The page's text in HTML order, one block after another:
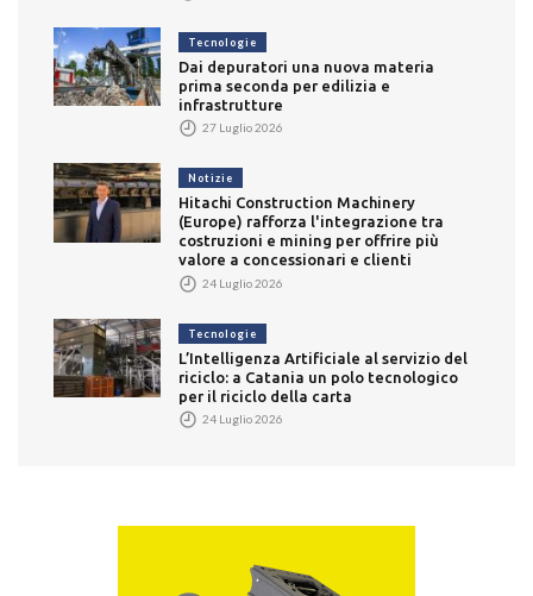
Tecnologie
Dai depuratori una nuova materia
prima seconda per edilizia e
infrastrutture
27 Luglio 2026
Notizie
Hitachi Construction Machinery
(Europe) rafforza l'integrazione tra
costruzioni e mining per offrire più
valore a concessionari e clienti
24 Luglio 2026
Tecnologie
L’Intelligenza Artificiale al servizio del
riciclo: a Catania un polo tecnologico
per il riciclo della carta
24 Luglio 2026